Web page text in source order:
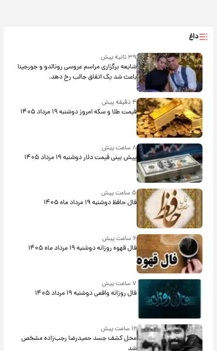
داغ
۳۹ ثانیه پیش
شایعه برگزاری مراسم عروسی رونالدو و جورجینا
باعث شد یک اتفاق جالب رخ دهد.
۴ دقیقه پیش
قیمت طلا و سکه امروز دوشنبه ۱۹ مرداد ۱۴۰۵
۸ ساعت پیش
پیش‌ بینی قیمت دلار دوشنبه ۱۹ مرداد ۱۴۰۵
۵ ساعت پیش
فال حافظ دوشنبه ۱۹ مرداد ماه ۱۴۰۵
۶ ساعت پیش
فال قهوه روزانه دوشنبه ۱۹ مرداد ماه ۱۴۰۵
فال روزانه واقعی دوشنبه ۱۹ مرداد ۱۴۰۵
۱۲ ساعت پیش
محل کشف جسد حمیدرضا رجب‌زاده مشخص